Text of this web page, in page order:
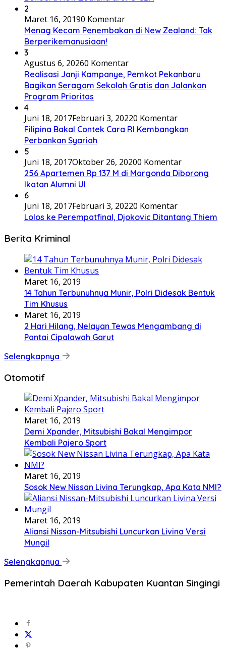
2
Maret 16, 20190 Komentar
Menag Kecam Penembakan di New Zealand: Tak
Berperikemanusiaan!
3
Agustus 6, 20260 Komentar
Realisasi Janji Kampanye, Pemkot Pekanbaru
Bagikan Seragam Sekolah Gratis dan Jalankan
Program Prioritas
4
Juni 18, 2017Februari 3, 20220 Komentar
Filipina Bakal Contek Cara RI Kembangkan
Perbankan Syariah
5
Juni 18, 2017Oktober 26, 20200 Komentar
256 Apartemen Rp 137 M di Margonda Diborong
Ikatan Alumni UI
6
Juni 18, 2017Februari 3, 20220 Komentar
Lolos ke Perempatfinal, Djokovic Ditantang Thiem
Berita Kriminal
Maret 16, 2019
14 Tahun Terbunuhnya Munir, Polri Didesak Bentuk
Tim Khusus
Maret 16, 2019
2 Hari Hilang, Nelayan Tewas Mengambang di
Pantai Cipalawah Garut
Selengkapnya
Otomotif
Maret 16, 2019
Demi Xpander, Mitsubishi Bakal Mengimpor
Kembali Pajero Sport
Maret 16, 2019
Sosok New Nissan Livina Terungkap, Apa Kata NMI?
Maret 16, 2019
Aliansi Nissan-Mitsubishi Luncurkan Livina Versi
Mungil
Selengkapnya
Pemerintah Daerah Kabupaten Kuantan Singingi